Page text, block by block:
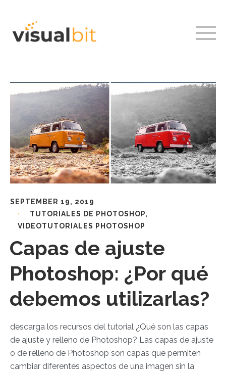
SEPTEMBER 19, 2019
TUTORIALES DE PHOTOSHOP,
VIDEOTUTORIALES PHOTOSHOP
Capas de ajuste
Photoshop: ¿Por qué
debemos utilizarlas?
descarga los recursos del tutorial ¿Qué son las capas
de ajuste y relleno de Photoshop? Las capas de ajuste
o de relleno de Photoshop son capas que permiten
cambiar diferentes aspectos de una imagen sin la